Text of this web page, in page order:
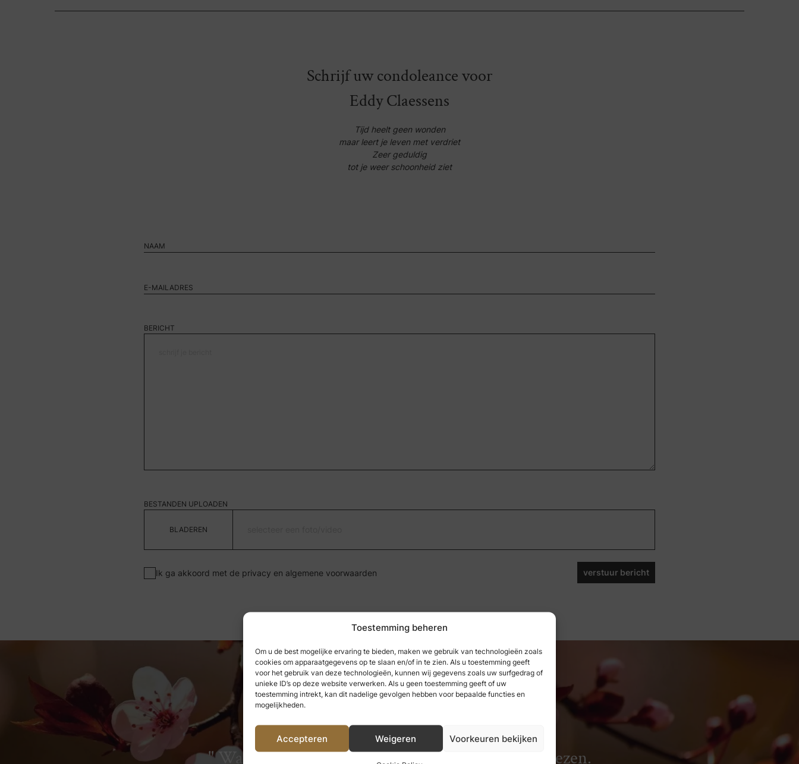
Toestemming beheren
Om u de best mogelijke ervaring te bieden, maken we gebruik van technologieën zoals
cookies om apparaatgegevens op te slaan en/of in te zien. Als u toestemming geeft
voor het gebruik van deze technologieën, kunnen wij gegevens zoals uw surfgedrag of
unieke ID’s op deze website verwerken. Als u geen toestemming geeft of uw
toestemming intrekt, kan dit nadelige gevolgen hebben voor bepaalde functies en
mogelijkheden.
Accepteren Weigeren Voorkeuren bekijken
Schrijf uw condoleance voor
Eddy Claessens
Tijd heelt geen wonden
maar leert je leven met verdriet
Zeer geduldig
tot je weer schoonheid ziet
BERICHT
BESTANDEN UPLOADEN
Ik ga akkoord met de privacy en algemene voorwaarden verstuur bericht
Wat we hebben genoten, kunnen we nooit verliezen.